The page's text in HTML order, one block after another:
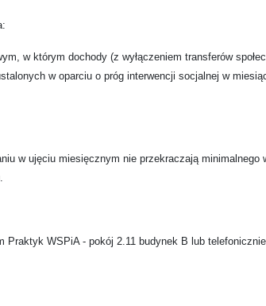
w którym dochody (z wyłączeniem transferów
w oparciu o próg interwencji socjalnej w
w ujęciu miesięcznym nie przekraczają minimalnego
Praktyk WSPiA - pokój 2.11 budynek B lub